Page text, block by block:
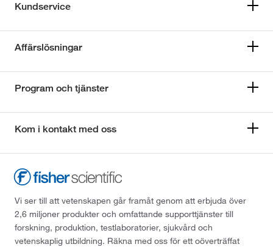
Kundservice
Affärslösningar
Program och tjänster
Kom i kontakt med oss
Vi ser till att vetenskapen går framåt genom att erbjuda över
2,6 miljoner produkter och omfattande supporttjänster till
forskning, produktion, testlaboratorier, sjukvård och
vetenskaplig utbildning. Räkna med oss för ett oöverträffat